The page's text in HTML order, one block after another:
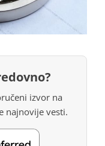
izvor na
najnovije vesti.